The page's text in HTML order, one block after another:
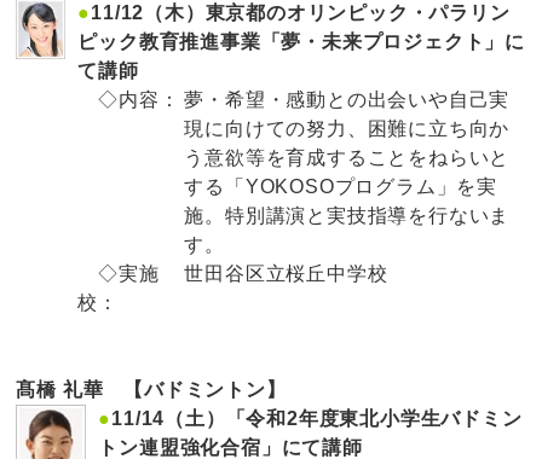
●11/12（木）東京都のオリンピック・パラリン
ピック教育推進事業「夢・未来プロジェクト」に
て講師
◇内容：
夢・希望・感動との出会いや自己実
現に向けての努力、困難に立ち向か
う意欲等を育成することをねらいと
する「YOKOSOプログラム」を実
施。特別講演と実技指導を行ないま
す。
◇実施
校：
世田谷区立桜丘中学校
髙橋 礼華 【バドミントン】
●11/14（土）「令和2年度東北小学生バドミン
トン連盟強化合宿」にて講師